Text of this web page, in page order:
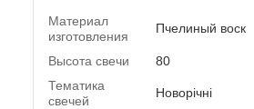
Материал
изготовления
Пчелиный воск
Высота свечи
80
Тематика
свечей
Новорічні